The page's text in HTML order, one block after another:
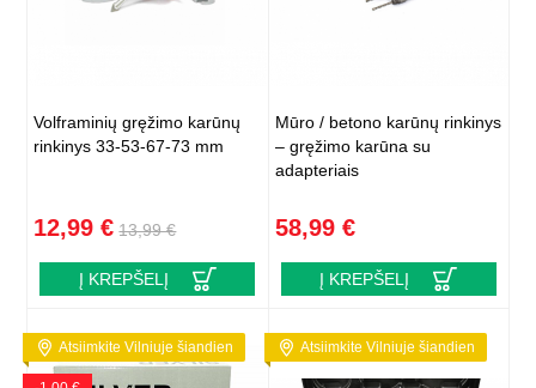
Volframinių gręžimo karūnų
rinkinys 33-53-67-73 mm
12,99 € 13,99 €
Į KREPŠELĮ
Mūro / betono karūnų rinkinys
– gręžimo karūna su
adapteriais
58,99 €
Į KREPŠELĮ
Atsiimkite Vilniuje šiandien Atsiimkite Vilniuje šiandien